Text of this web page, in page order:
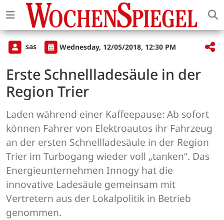
sas Wednesday, 12/05/2018, 12:30 PM
Erste Schnellladesäule in der
Region Trier
Laden während einer Kaffeepause: Ab sofort
können Fahrer von Elektroautos ihr Fahrzeug
an der ersten Schnellladesäule in der Region
Trier im Turbogang wieder voll „tanken“. Das
Energieunternehmen Innogy hat die
innovative Ladesäule gemeinsam mit
Vertretern aus der Lokalpolitik in Betrieb
genommen.